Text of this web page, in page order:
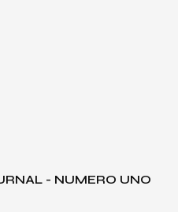
- NUMERO UNO